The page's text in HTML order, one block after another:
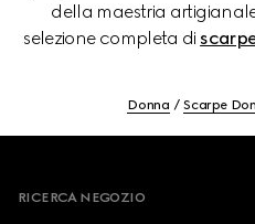
della maestria
selezione completa di
Donna Scarpe
RICERCA NEGOZIO